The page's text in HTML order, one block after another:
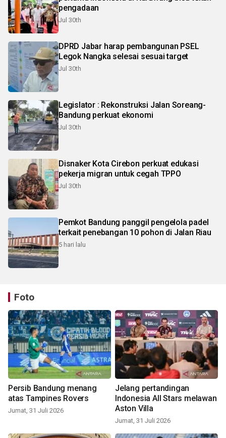
pengadaan
Jul 30th
DPRD Jabar harap pembangunan PSEL
Legok Nangka selesai sesuai target
Jul 30th
Legislator : Rekonstruksi Jalan Soreang-
Bandung perkuat ekonomi
Jul 30th
Disnaker Kota Cirebon perkuat edukasi
pekerja migran untuk cegah TPPO
Jul 30th
Pemkot Bandung panggil pengelola padel
terkait penebangan 10 pohon di Jalan Riau
5 hari lalu
Foto
Persib Bandung menang
atas Tampines Rovers
Jumat, 31 Juli 2026
Jelang pertandingan
Indonesia All Stars melawan
Aston Villa
Jumat, 31 Juli 2026